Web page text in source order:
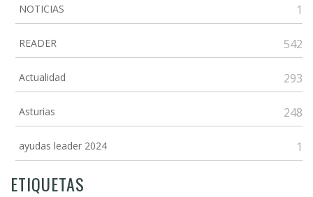
NOTICIAS 1
READER 542
Actualidad 293
Asturias 248
ayudas leader 2024 1
ETIQUETAS